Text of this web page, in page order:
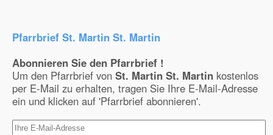
Pfarrbrief St. Martin St. Martin
Abonnieren Sie den Pfarrbrief !
Um den Pfarrbrief von St. Martin St. Martin kostenlos
per E-Mail zu erhalten, tragen Sie Ihre E-Mail-Adresse
ein und klicken auf 'Pfarrbrief abonnieren'.